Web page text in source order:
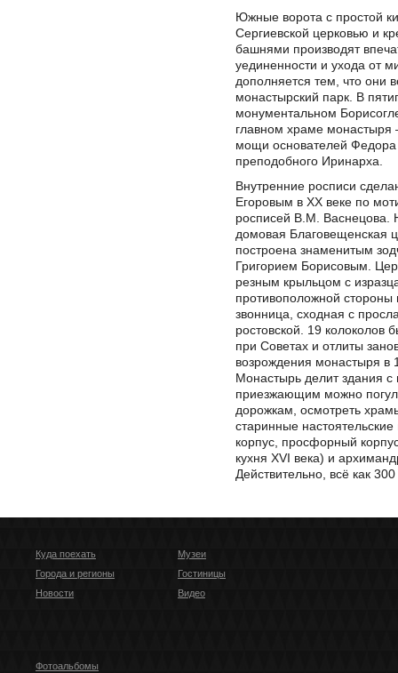
Южные ворота с простой
Сергиевской церковью и
башнями производят
уединенности и ухода от
дополняется тем, что они
монастырский парк. В
монументальном
главном храме монастыря
мощи основателей
преподобного Иринарха.
Внутренние росписи
Егоровым в XX веке по
росписей В.М. Васнецова.
домовая Благовещенская
построена знаменитым
Григорием Борисовым.
резным крыльцом с
противоположной стороны
звонница, сходная с
ростовской. 19 колоколов
при Советах и отлиты
возрождения монастыря в
Монастырь делит здания с
приезжающим можно
дорожкам, осмотреть
старинные настоятельские
корпус, просфорный
кухня XVI века) и
Действительно, всё как
Куда поехать
Города и регионы
Новости
Музеи
Гостиницы
Видео
Фотоальбомы